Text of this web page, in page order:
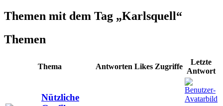
Themen mit dem Tag „Karlsquell“
Themen
Thema Antworten Likes Zugriffe
Letzte
Antwort
Nützliche